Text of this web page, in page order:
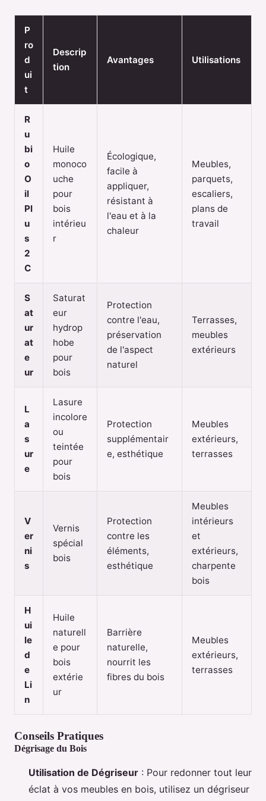
P
ro
d
ui
t
Descrip
tion
Avantages Utilisations
R
u
bi
o
O
il
Pl
u
s
2
C
Huile
monoco
uche
pour
bois
intérieu
r
Écologique,
facile à
appliquer,
résistant à
l'eau et à la
chaleur
Meubles,
parquets,
escaliers,
plans de
travail
S
at
ur
at
e
ur
Saturat
eur
hydrop
hobe
pour
bois
Protection
contre l'eau,
préservation
de l'aspect
naturel
Terrasses,
meubles
extérieurs
L
a
s
ur
e
Lasure
incolore
ou
teintée
pour
bois
Protection
supplémentair
e, esthétique
Meubles
extérieurs,
terrasses
V
er
ni
s
Vernis
spécial
bois
Protection
contre les
éléments,
esthétique
Meubles
intérieurs
et
extérieurs,
charpente
bois
H
ui
le
d
e
Li
n
Huile
naturell
e pour
bois
extérie
ur
Barrière
naturelle,
nourrit les
fibres du bois
Meubles
extérieurs,
terrasses
Conseils Pratiques
Dégrisage du Bois
Utilisation de Dégriseur : Pour redonner tout leur
éclat à vos meubles en bois, utilisez un dégriseur